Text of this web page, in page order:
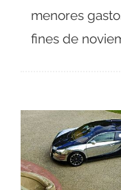
menores
fines de